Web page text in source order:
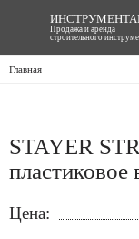
Главная
STAYER
Цена:
Продажа и аренда
строительного